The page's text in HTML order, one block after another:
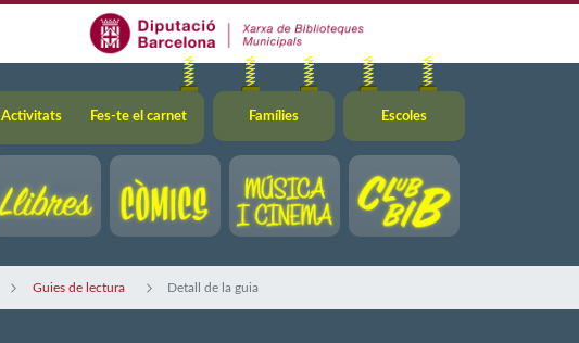
Activitats Fes-te el carnet Famílies Escoles
Guies de lectura Detall de la guia